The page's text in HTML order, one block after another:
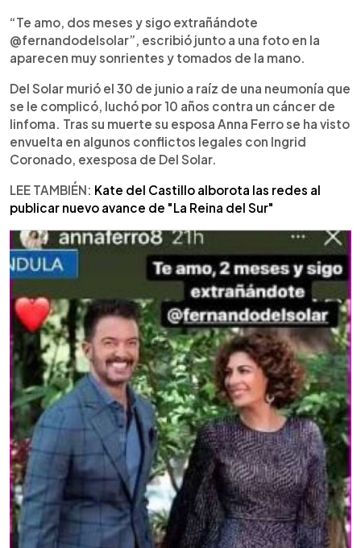
“Te amo, dos meses y sigo extrañándote
@fernandodelsolar”, escribió junto a una foto en la
aparecen muy sonrientes y tomados de la mano.
Del Solar murió el 30 de junio a raíz de una neumonía que
se le complicó, luchó por 10 años contra un cáncer de
linfoma. Tras su muerte su esposa Anna Ferro se ha visto
envuelta en algunos conflictos legales con Ingrid
Coronado, exesposa de Del Solar.
LEE TAMBIÉN: Kate del Castillo alborota las redes al
publicar nuevo avance de "La Reina del Sur"